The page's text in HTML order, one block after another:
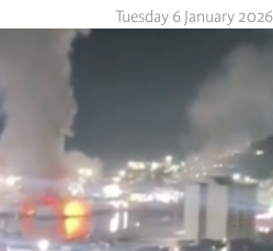
Tuesday 6 January 2026